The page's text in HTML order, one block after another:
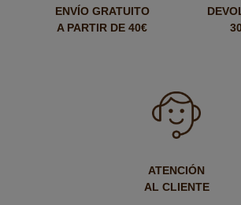
ENVÍO GRATUITO
A PARTIR DE 40€
ATENCIÓN
AL CLIENTE